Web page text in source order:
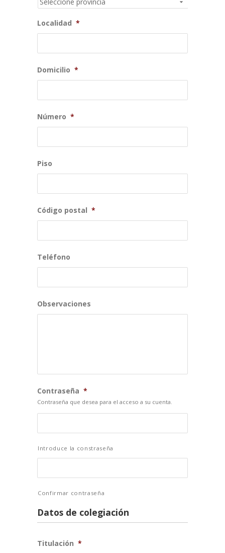
Localidad *
Domicilio *
Número *
Piso
Código postal *
Teléfono
Observaciones
Contraseña *
Contraseña que desea para el acceso a su cuenta.
Introduce la constraseña
Confirmar contraseña
Datos de colegiación
Titulación *